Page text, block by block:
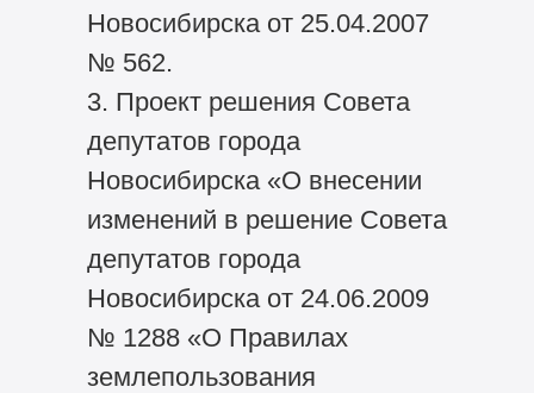
Новосибирска от 25.04.2007
№ 562.
3. Проект решения Совета
депутатов города
Новосибирска «О внесении
изменений в решение Совета
депутатов города
Новосибирска от 24.06.2009
№ 1288 «О Правилах
землепользования